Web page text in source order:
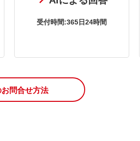
受付時間:365日24時間
問合せ方法